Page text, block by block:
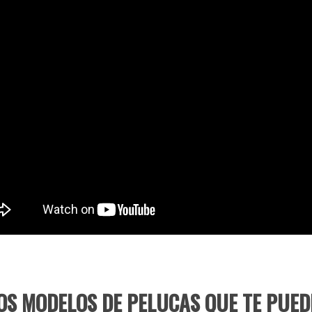
MODELOS DE PELUCAS QUE TE